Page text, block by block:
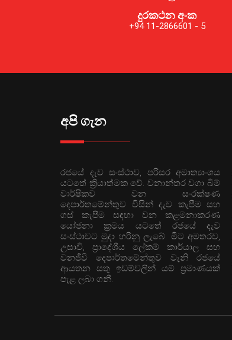
දුරකථන අංක
+94 11-2866601 - 5
අපි ගැන
රජයේ දැව සංස්ථාව, පරිසර අමාත්‍යාංශය
යටතේ ක්‍රියාත්මක වේ. වනාන්තර වගා බිම්
වාර්ෂිකව වන සංරක්ෂණ
දෙපාර්තමේන්තුව විසින් දැව කැපීම සහ
ගස් කැපීම සඳහා වන කළමනාකරණ
යෝජනා ක්‍රමය යටතේ රජයේ දැව
සංස්ථාවට මුදා හරිනු ලැබේ. මීට අමතරව,
උසාවි, ප්‍රාදේශීය ලේකම් කාර්යාල සහ
වනජීවී දෙපාර්තමේන්තුව වැනි රජයේ
ආයතන සතු ඉඩම්වලින් යම් ප්‍රමාණයක්
පැළ ලබා ගනී.